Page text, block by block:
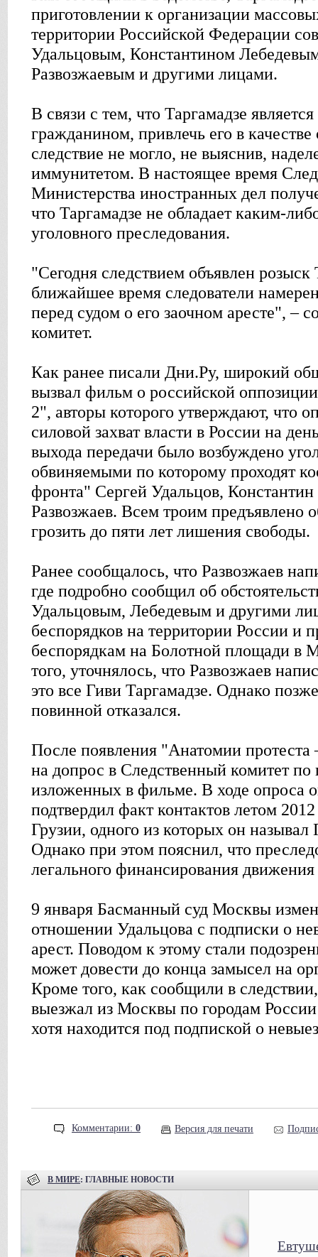
приготовлении к организации
территории Российской Федерации
Удальцовым, Константином
Развозжаевым и другими лицами.
В связи с тем, что Таргамадзе
гражданином, привлечь его в
следствие не могло, не выяснив,
иммунитетом. В настоящее время
Министерства иностранных дел
что Таргамадзе не обладает каким-
уголовного преследования.
"Сегодня следствием объявлен розыск
ближайшее время следователи
перед судом о его заочном аресте", –
комитет.
Как ранее писали Дни.Ру, широкий
вызвал фильм о российской
2", авторы которого утверждают, что
силовой захват власти в России на
выхода передачи было возбуждено
обвиняемыми по которому проходят
фронта" Сергей Удальцов,
Развозжаев. Всем троим предъявлено
грозить до пяти лет лишения свободы.
Ранее сообщалось, что Развозжаев
где подробно сообщил об
Удальцовым, Лебедевым и другими
беспорядков на территории России и
беспорядкам на Болотной площади в
того, уточнялось, что Развозжаев
это все Гиви Таргамадзе. Однако
повинной отказался.
После появления "Анатомии протеста
на допрос в Следственный комитет по
изложенных в фильме. В ходе опроса
подтвердил факт контактов летом
Грузии, одного из которых он
Однако при этом пояснил, что
легального финансирования
9 января Басманный суд Москвы
отношении Удальцова с подписки о
арест. Поводом к этому стали
может довести до конца замысел на
Кроме того, как сообщили в
выезжал из Москвы по городам
хотя находится под подпиской о
Комментарии: 0 Версия для печати
В МИРЕ: ГЛАВНЫЕ НОВОСТИ